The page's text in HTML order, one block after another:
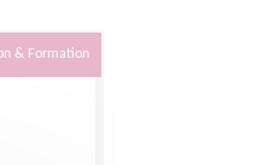
& Formation